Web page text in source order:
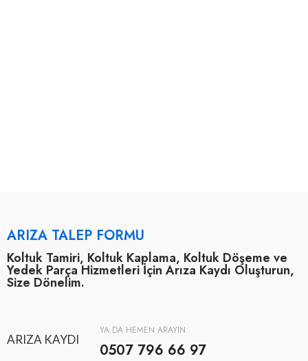
ARIZA TALEP FORMU
Koltuk Tamiri, Koltuk Kaplama, Koltuk Döşeme ve
Yedek Parça Hizmetleri İçin Arıza Kaydı Oluşturun,
Size Dönelim.
ARIZA KAYDI
YA DA HEMEN ARAYIN
0507 796 66 97